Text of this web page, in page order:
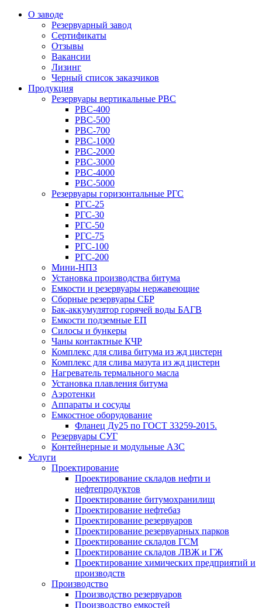
О заводе
Резервуарный завод
Сертификаты
Отзывы
Вакансии
Лизинг
Черный список заказчиков
Продукция
Резервуары вертикальные РВС
РВС-400
РВС-500
РВС-700
РВС-1000
РВС-2000
РВС-3000
РВС-4000
РВС-5000
Резервуары горизонтальные РГС
РГС-25
РГС-30
РГС-50
РГС-75
РГС-100
РГС-200
Мини-НПЗ
Установка производства битума
Емкости и резервуары нержавеющие
Сборные резервуары СБР
Бак-аккумулятор горячей воды БАГВ
Емкости подземные ЕП
Силосы и бункеры
Чаны контактные КЧР
Комплекс для слива битума из жд цистерн
Комплекс для слива мазута из жд цистерн
Нагреватель термального масла
Установка плавления битума
Аэротенки
Аппараты и сосуды
Емкостное оборудование
Фланец Ду25 по ГОСТ 33259-2015.
Резервуары СУГ
Контейнерные и модульные АЗС
Услуги
Проектирование
Проектирование складов нефти и
нефтепродуктов
Проектирование битумохранилищ
Проектирование нефтебаз
Проектирование резервуаров
Проектирование резервуарных парков
Проектирование складов ГСМ
Проектирование складов ЛВЖ и ГЖ
Проектирование химических предприятий и
производств
Производство
Производство резервуаров
Производство емкостей